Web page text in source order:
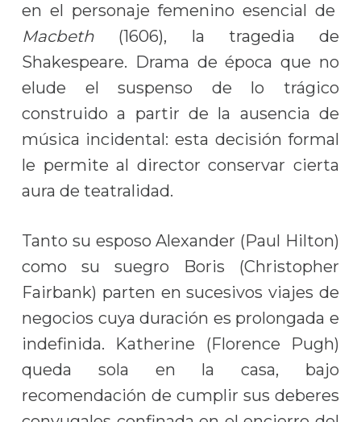
en el personaje femenino esencial de
Macbeth (1606), la tragedia de
Shakespeare. Drama de época que no
elude el suspenso de lo trágico
construido a partir de la ausencia de
música incidental: esta decisión formal
le permite al director conservar cierta
aura de teatralidad.
Tanto su esposo Alexander (Paul Hilton)
como su suegro Boris (Christopher
Fairbank) parten en sucesivos viajes de
negocios cuya duración es prolongada e
indefinida. Katherine (Florence Pugh)
queda sola en la casa, bajo
recomendación de cumplir sus deberes